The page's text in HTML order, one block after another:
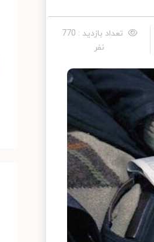
تعداد بازدید : 770
نفر